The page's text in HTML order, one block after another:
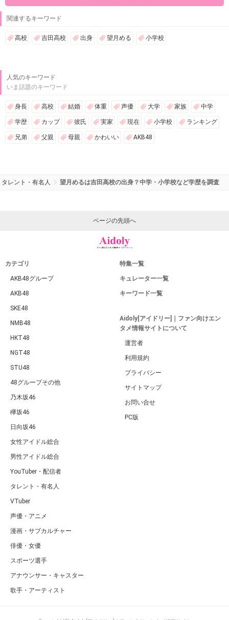
関連するキーワード
高校 吉田高校 出身 望月める 小学校
人気のキーワード
いま話題のキーワード
身長 高校 結婚 体重 声優 大学 家族 中学
学歴 カップ 彼氏 実家 現在 小学校 ランキング
兄弟 父親 母親 かわいい AKB48
タレント・有名人 望月めるは吉田高校の出身？中学・小学校など学歴を調査
ページの先頭へ
カテゴリ
AKB48グループ
AKB48
SKE48
NMB48
HKT48
NGT48
STU48
48グループその他
乃木坂46
欅坂46
日向坂46
女性アイドル総合
男性アイドル総合
YouTuber・配信者
タレント・有名人
VTuber
声優・アニメ
漫画・サブカルチャー
俳優・女優
スポーツ選手
アナウンサー・キャスター
歌手・アーティスト
特集一覧
キュレーター一覧
キーワード一覧
Aidoly[アイドリー]｜ファン向けエン
タメ情報サイトについて
運営者
利用規約
プライバシー
サイトマップ
お問い合せ
PC版